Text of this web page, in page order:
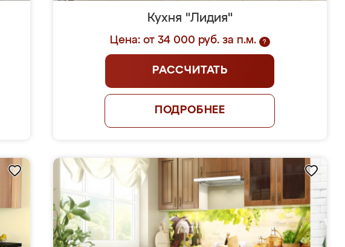
Кухня "Лидия"
Цена: от 34 000 руб. за п.м. ?
РАССЧИТАТЬ
ПОДРОБНЕЕ